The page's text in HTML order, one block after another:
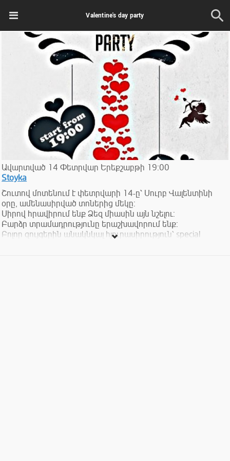
Valentine's day party
Ավարտված 14 Փետրվար Երեքշաբթի 19:00
Stoyka
Շուտով մոտենում է փետրվարի 14-ը՝ Սուրբ Վալենտինի
օրը, ամենասիրված տոներից մեկը:
Սիրով հրավիրում ենք Ձեզ միասին այն նշելու:
Բարձր տրամադրությունը երաշխավորում ենք:
Բոլոր զույգերին անակնկալ հյուրասիրություն՝ special